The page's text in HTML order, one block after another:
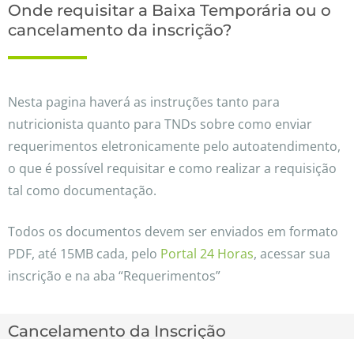
Onde requisitar a Baixa Temporária ou o
cancelamento da inscrição?
Nesta pagina haverá as instruções tanto para
nutricionista quanto para TNDs sobre como enviar
requerimentos eletronicamente pelo autoatendimento,
o que é possível requisitar e como realizar a requisição
tal como documentação.
Todos os documentos devem ser enviados em formato
PDF, até 15MB cada, pelo Portal 24 Horas, acessar sua
inscrição e na aba “Requerimentos”
Cancelamento da Inscrição